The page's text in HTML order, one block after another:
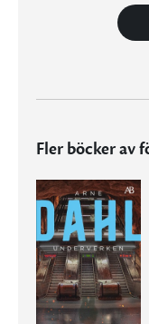
Fler böcker av